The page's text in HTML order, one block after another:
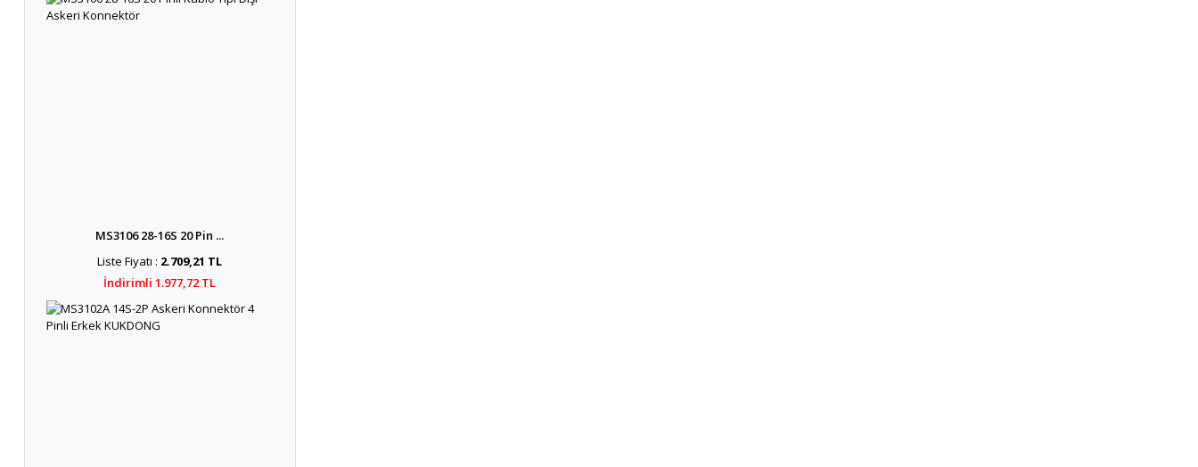
MS3106 28-16S 20 Pin ...
Liste Fiyatı : 2.709,21 TL
İndirimli 1.977,72 TL